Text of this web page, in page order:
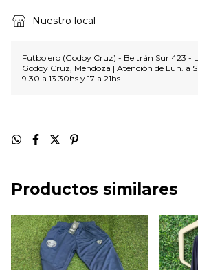
Nuestro local
Futbolero (Godoy Cruz) - Beltrán Sur 423 -
Godoy Cruz, Mendoza | Atención de Lun. a
9.30 a 13.30hs y 17 a 21hs
Productos similares